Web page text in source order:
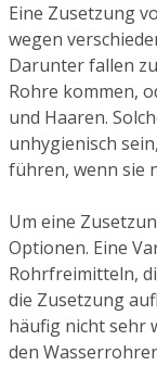
Eine Zusetzung
wegen
Darunter fallen
Rohre kommen,
und Haaren.
unhygienisch
führen, wenn sie
Um eine
Optionen. Eine
Rohrfreimitteln,
die Zusetzung
häufig nicht sehr
den